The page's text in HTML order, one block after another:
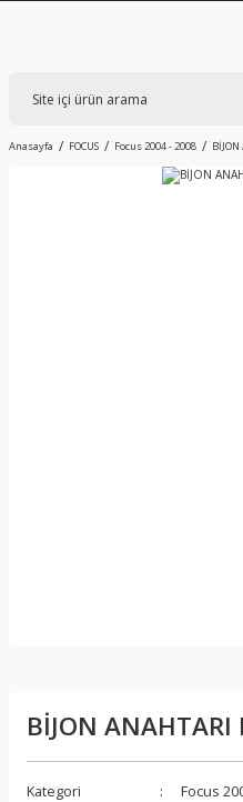
Anasayfa FOCUS Focus 2004 - 2008
BİJON ANAHTARI
Kategori
Focus